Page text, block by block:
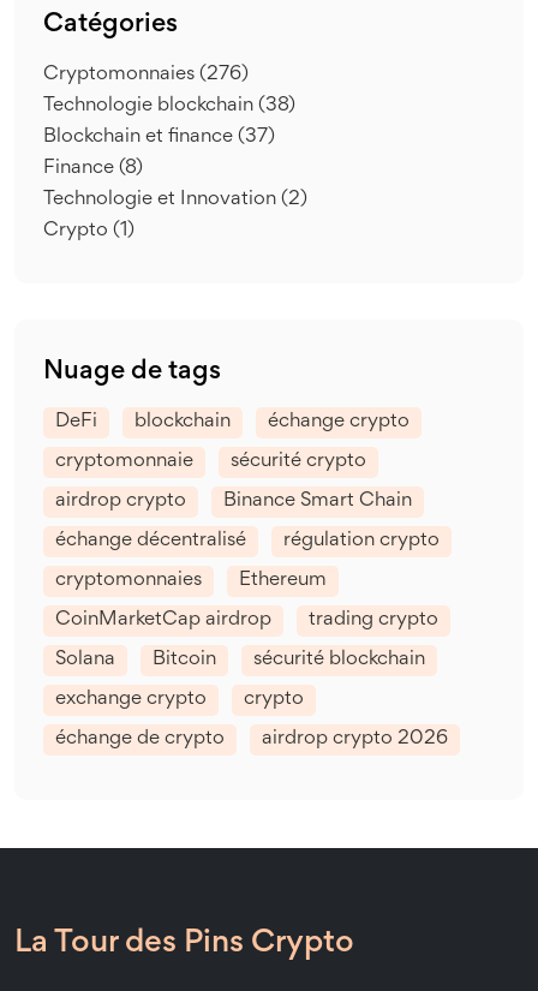
Catégories
Cryptomonnaies (276)
Technologie blockchain (38)
Blockchain et finance (37)
Finance (8)
Technologie et Innovation (2)
Crypto (1)
Nuage de tags
DeFi blockchain échange crypto
cryptomonnaie sécurité crypto
airdrop crypto Binance Smart Chain
échange décentralisé régulation crypto
cryptomonnaies Ethereum
CoinMarketCap airdrop trading crypto
Solana Bitcoin sécurité blockchain
exchange crypto crypto
échange de crypto airdrop crypto 2026
La Tour des Pins Crypto